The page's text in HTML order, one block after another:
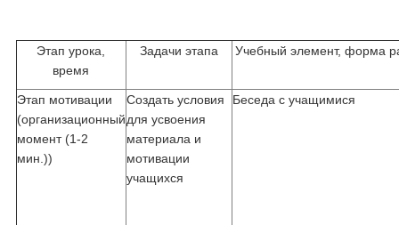
Этап урока,
время
Задачи этапа Учебный элемент, форма
Этап мотивации
(организационный
момент (1-2
мин.))
Создать условия
для усвоения
материала и
мотивации
учащихся
Беседа с учащимися